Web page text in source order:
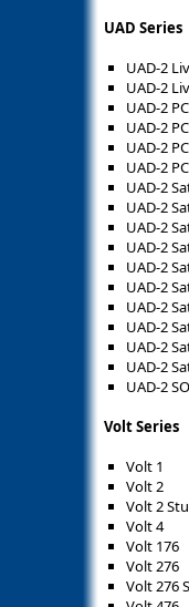
UAD Series
UAD-2
UAD-2
UAD-2
UAD-2
UAD-2
UAD-2
UAD-2
UAD-2
UAD-2
UAD-2
UAD-2
UAD-2
UAD-2
UAD-2
UAD-2
UAD-2
UAD-2
Volt Series
Volt 1
Volt 2
Volt 2
Volt 4
Volt 176
Volt 276
Volt 276